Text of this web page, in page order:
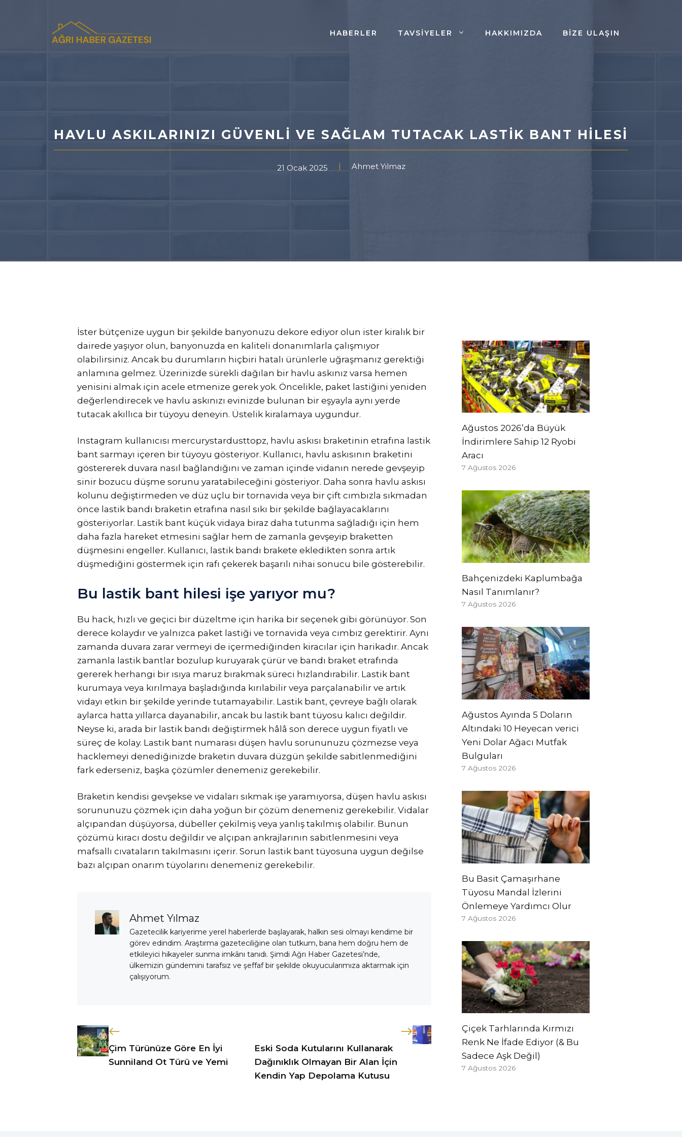
HABERLER TAVSIYELER HAKKIMIZDA BIZE ULAŞIN
HAVLU ASKILARINIZI GÜVENLI VE SAĞLAM TUTACAK LASTIK BANT HILESI
21 Ocak 2025 Ahmet Yılmaz
İster bütçenize uygun bir şekilde banyonuzu dekore ediyor olun ister kiralık bir
dairede yaşıyor olun, banyonuzda en kaliteli donanımlarla çalışmıyor
olabilirsiniz. Ancak bu durumların hiçbiri hatalı ürünlerle uğraşmanız gerektiği
anlamına gelmez. Üzerinizde sürekli dağılan bir havlu askınız varsa hemen
yenisini almak için acele etmenize gerek yok. Öncelikle, paket lastiğini yeniden
değerlendirecek ve havlu askınızı evinizde bulunan bir eşyayla aynı yerde
tutacak akıllıca bir tüyoyu deneyin. Üstelik kiralamaya uygundur.
Instagram kullanıcısı mercurystardusttopz, havlu askısı braketinin etrafına lastik
bant sarmayı içeren bir tüyoyu gösteriyor. Kullanıcı, havlu askısının braketini
göstererek duvara nasıl bağlandığını ve zaman içinde vidanın nerede gevşeyip
sinir bozucu düşme sorunu yaratabileceğini gösteriyor. Daha sonra havlu askısı
kolunu değiştirmeden ve düz uçlu bir tornavida veya bir çift cımbızla sıkmadan
önce lastik bandı braketin etrafına nasıl sıkı bir şekilde bağlayacaklarını
gösteriyorlar. Lastik bant küçük vidaya biraz daha tutunma sağladığı için hem
daha fazla hareket etmesini sağlar hem de zamanla gevşeyip braketten
düşmesini engeller. Kullanıcı, lastik bandı brakete ekledikten sonra artık
düşmediğini göstermek için rafı çekerek başarılı nihai sonucu bile gösterebilir.
Bu lastik bant hilesi işe yarıyor mu?
Bu hack, hızlı ve geçici bir düzeltme için harika bir seçenek gibi görünüyor. Son
derece kolaydır ve yalnızca paket lastiği ve tornavida veya cımbız gerektirir. Aynı
zamanda duvara zarar vermeyi de içermediğinden kiracılar için harikadır. Ancak
zamanla lastik bantlar bozulup kuruyarak çürür ve bandı braket etrafında
gererek herhangi bir ısıya maruz bırakmak süreci hızlandırabilir. Lastik bant
kurumaya veya kırılmaya başladığında kırılabilir veya parçalanabilir ve artık
vidayı etkin bir şekilde yerinde tutamayabilir. Lastik bant, çevreye bağlı olarak
aylarca hatta yıllarca dayanabilir, ancak bu lastik bant tüyosu kalıcı değildir.
Neyse ki, arada bir lastik bandı değiştirmek hâlâ son derece uygun fiyatlı ve
süreç de kolay. Lastik bant numarası düşen havlu sorununuzu çözmezse veya
hacklemeyi denediğinizde braketin duvara düzgün şekilde sabitlenmediğini
fark ederseniz, başka çözümler denemeniz gerekebilir.
Braketin kendisi gevşekse ve vidaları sıkmak işe yaramıyorsa, düşen havlu askısı
sorununuzu çözmek için daha yoğun bir çözüm denemeniz gerekebilir. Vidalar
alçıpandan düşüyorsa, dübeller çekilmiş veya yanlış takılmış olabilir. Bunun
çözümü kiracı dostu değildir ve alçıpan ankrajlarının sabitlenmesini veya
mafsallı cıvataların takılmasını içerir. Sorun lastik bant tüyosuna uygun değilse
bazı alçıpan onarım tüyolarını denemeniz gerekebilir.
Ahmet Yılmaz
Gazetecilik kariyerime yerel haberlerde başlayarak, halkın sesi olmayı kendime bir
görev edindim. Araştırma gazeteciliğine olan tutkum, bana hem doğru hem de
etkileyici hikayeler sunma imkânı tanıdı. Şimdi Ağrı Haber Gazetesi’nde,
ülkemizin gündemini tarafsız ve şeffaf bir şekilde okuyucularımıza aktarmak için
çalışıyorum.
Çim Türünüze Göre En İyi
Sunniland Ot Türü ve Yemi
Eski Soda Kutularını Kullanarak
Dağınıklık Olmayan Bir Alan İçin
Kendin Yap Depolama Kutusu
Ağustos 2026’da Büyük
İndirimlere Sahip 12 Ryobi
Aracı
7 Ağustos 2026
Bahçenizdeki Kaplumbağa
Nasıl Tanımlanır?
7 Ağustos 2026
Ağustos Ayında 5 Doların
Altındaki 10 Heyecan verici
Yeni Dolar Ağacı Mutfak
Bulguları
7 Ağustos 2026
Bu Basit Çamaşırhane
Tüyosu Mandal İzlerini
Önlemeye Yardımcı Olur
7 Ağustos 2026
Çiçek Tarhlarında Kırmızı
Renk Ne İfade Ediyor (& Bu
Sadece Aşk Değil)
7 Ağustos 2026